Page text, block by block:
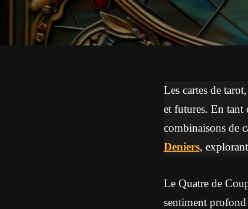
Les cartes de
et futures. En tant
combinaisons de
Deniers,
Le Quatre de
sentiment profond